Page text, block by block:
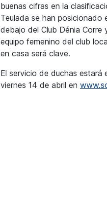
buenas cifras en la
Teulada se han posicionado
debajo del Club Dénia Corre
equipo femenino del club
en casa será clave.
El servicio de duchas estará
viernes 14 de abril en